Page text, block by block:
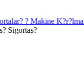
? Makine
Sigortas?